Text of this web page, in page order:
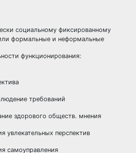
фиксированному
формальные и неформальные
функционирования:
требований
обществ. мнения
перспектив